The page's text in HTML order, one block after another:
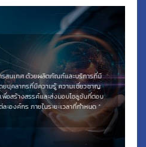
ารสนเทศ ด้วยผลิตภัณฑ์และบริการที่มี
ยบุคลากรที่มีความรู้ ความเชี่ยวชาญ
อสร้างสรรค์และส่งมอบโซลูชันที่ตอบ
องค์กร ภายในระยะเวลาที่กำหนด “